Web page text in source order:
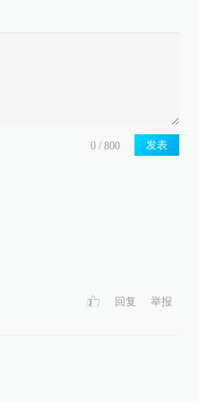
发表
回复 举报